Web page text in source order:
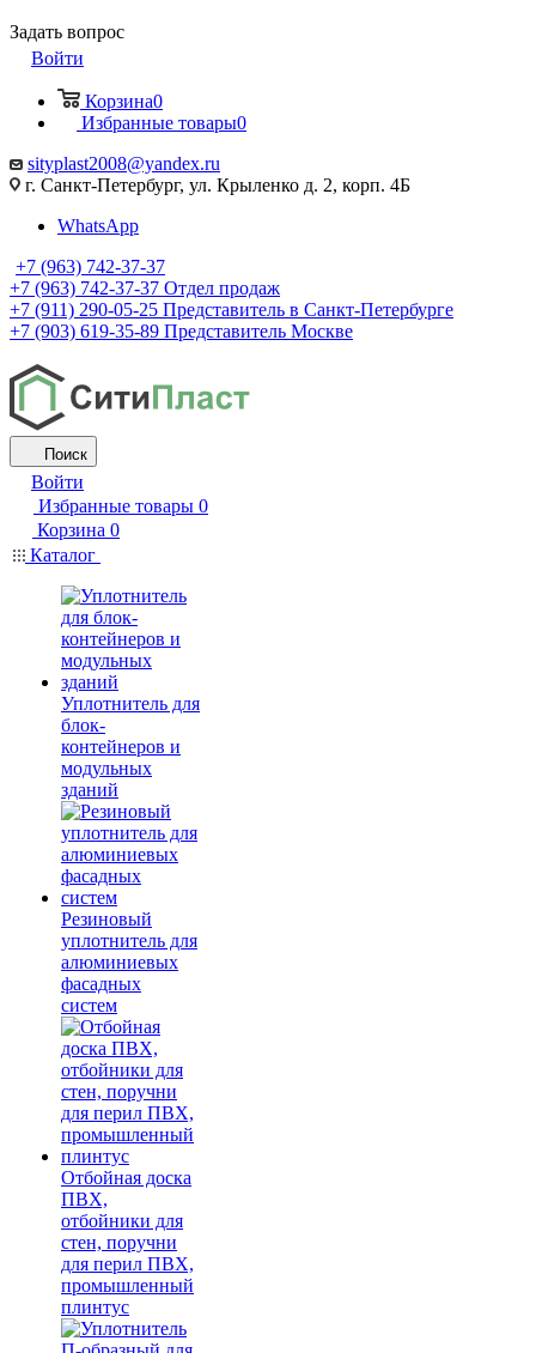
Задать вопрос
Войти
Корзина0
Избранные товары0
sityplast2008@yandex.ru
г. Санкт-Петербург, ул. Крыленко д. 2, корп. 4Б
WhatsApp
+7 (963) 742-37-37
+7 (963) 742-37-37 Отдел продаж
+7 (911) 290-05-25 Представитель в Санкт-Петербурге
+7 (903) 619-35-89 Представитель Москве
Поиск
Войти
Избранные товары 0
Корзина 0
Каталог
Уплотнитель для
блок-
контейнеров и
модульных
зданий
Резиновый
уплотнитель для
алюминиевых
фасадных
систем
Отбойная доска
ПВХ,
отбойники для
стен, поручни
для перил ПВХ,
промышленный
плинтус